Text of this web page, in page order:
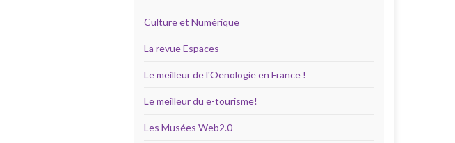
Culture et Numérique
La revue Espaces
Le meilleur de l'Oenologie en France !
Le meilleur du e-tourisme!
Les Musées Web2.0